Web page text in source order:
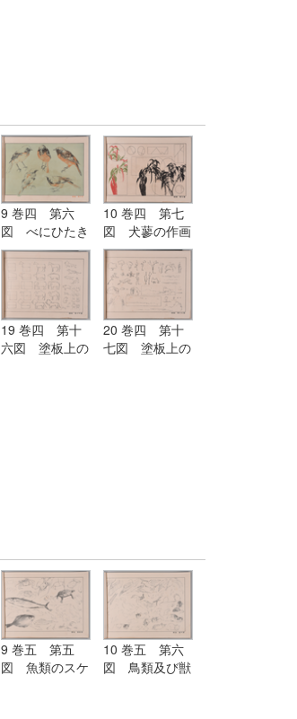
9 巻四 第六
図 べにひたき
の色鉛筆画
10 巻四 第七
図 犬蓼の作画
19 巻四 第十
六図 塗板上の
20 巻四 第十
七図 塗板上の
9 巻五 第五
図 魚類のスケ
10 巻五 第六
図 鳥類及び獣